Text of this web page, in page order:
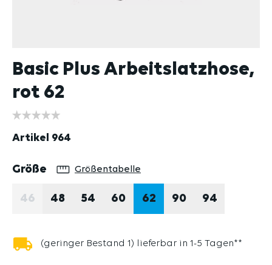
Basic Plus Arbeitslatzhose,
rot 62
Artikel 964
Größe auswählen
Größentabelle
46 48 54 60 62 90 94
(geringer Bestand 1) lieferbar in 1-5 Tagen**